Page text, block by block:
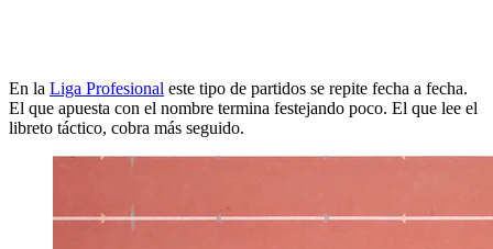
En la Liga Profesional este tipo de partidos se repite fecha a fecha.
El que apuesta con el nombre termina festejando poco. El que lee el
libreto táctico, cobra más seguido.